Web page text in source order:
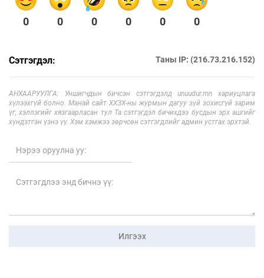
0 0 0 0 0 0
Сэтгэгдэл: Таны IP: (216.73.216.152)
АНХААРУУЛГА: Уншигчдын бичсэн сэтгэгдэлд unuudur.mn хариуцлага
хүлээхгүй болно. Манай сайт ХХЗХ-ны журмын дагуу зүй зохисгүй зарим
үг, хэллэгийг хязгаарласан тул Та сэтгэгдэл бичихдээ бусдын эрх ашгийг
хүндэтгэн үзнэ үү. Хэм хэмжээ зөрчсөн сэтгэгдлийг админ устгах эрхтэй.
Илгээх